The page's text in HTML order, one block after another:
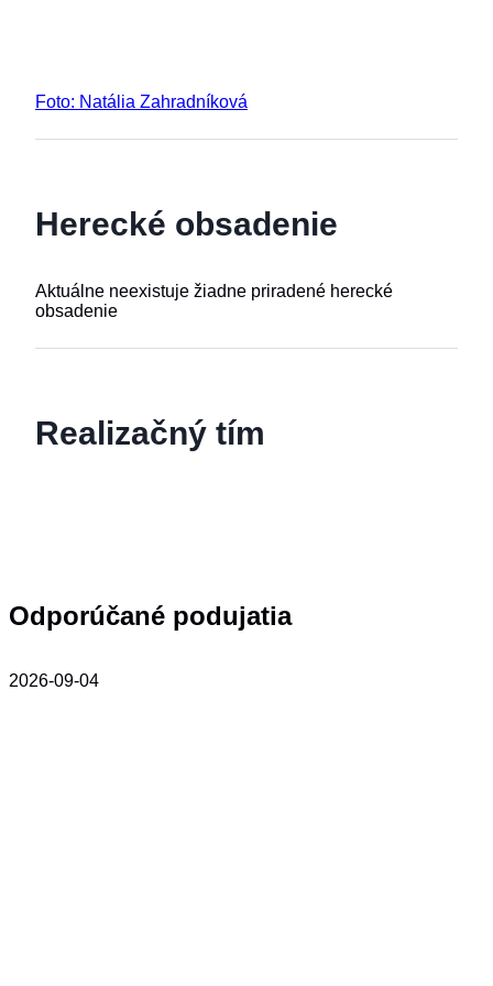
Foto: Natália Zahradníková
Herecké obsadenie
Aktuálne neexistuje žiadne priradené herecké
obsadenie
Realizačný tím
Odporúčané podujatia
2026-09-04